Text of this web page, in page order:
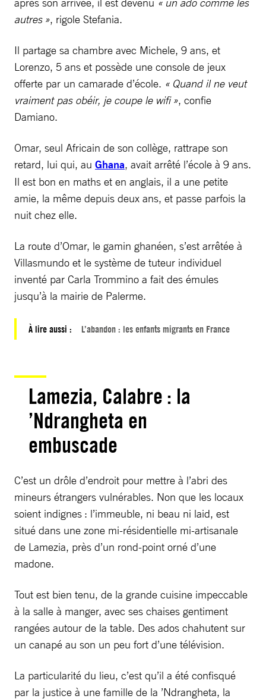
autres », rigole Stefania.
Il partage sa chambre avec Michele, 9 ans, et
Lorenzo, 5 ans et possède une console de jeux
offerte par un camarade d’école. « Quand il ne veut
vraiment pas obéir, je coupe le wifi », confie
Damiano.
Omar, seul Africain de son collège, rattrape son
retard, lui qui, au Ghana, avait arrêté l’école à 9 ans.
Il est bon en maths et en anglais, il a une petite
amie, la même depuis deux ans, et passe parfois la
nuit chez elle.
La route ­d’Omar, le gamin ghanéen, s’est arrêtée à
Villasmundo et le système de tuteur individuel
inventé par Carla Trommino a fait des émules
jusqu’à la mairie de Palerme.
À lire aussi : L’abandon : les enfants migrants en France
Lamezia, Calabre : la
’Ndrangheta en
embuscade
C’est un drôle d’endroit pour mettre à l’abri des
mineurs étrangers vulnérables. Non que les locaux
soient indignes : l’immeuble, ni beau ni laid, est
situé dans une zone mi-résidentielle mi-artisanale
de Lamezia, près d’un rond-point orné d’une
madone.
Tout est bien tenu, de la grande cuisine impeccable
à la salle à manger, avec ses chaises gentiment
rangées autour de la table. Des ados chahutent sur
un canapé au son un peu fort d’une télévision.
La particularité du lieu, c’est qu’il a été confisqué
par la justice à une famille de la ’Ndrangheta, la